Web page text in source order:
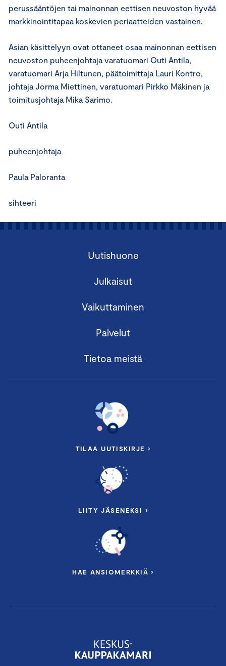
perussääntöjen tai mainonnan eettisen neuvoston hyvää
markkinointitapaa koskevien periaatteiden vastainen.
Asian käsittelyyn ovat ottaneet osaa mainonnan eettisen
neuvoston puheenjohtaja varatuomari Outi Antila,
varatuomari Arja Hiltunen, päätoimittaja Lauri Kontro,
johtaja Jorma Miettinen, varatuomari Pirkko Mäkinen ja
toimitusjohtaja Mika Sarimo.
Outi Antila
puheenjohtaja
Paula Paloranta
sihteeri
Uutishuone
Julkaisut
Vaikuttaminen
Palvelut
Tietoa meistä
TILAA UUTISKIRJE ›
LIITY JÄSENEKSI ›
HAE ANSIOMERKKIÄ ›